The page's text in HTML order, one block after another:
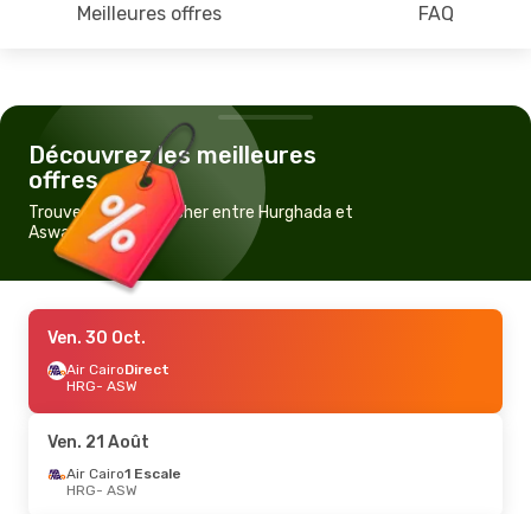
Meilleures offres FAQ
Découvrez les meilleures
offres
Trouvez un vol pas cher entre Hurghada et
Aswan
Ven. 30 Oct.
Air CairoDirect
HRG- ASW
Ven. 21 Août
Air Cairo1 Escale
HRG- ASW